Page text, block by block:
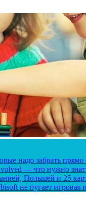
надо забрать
— что нужно
Польшей и 25
не пугает игровая